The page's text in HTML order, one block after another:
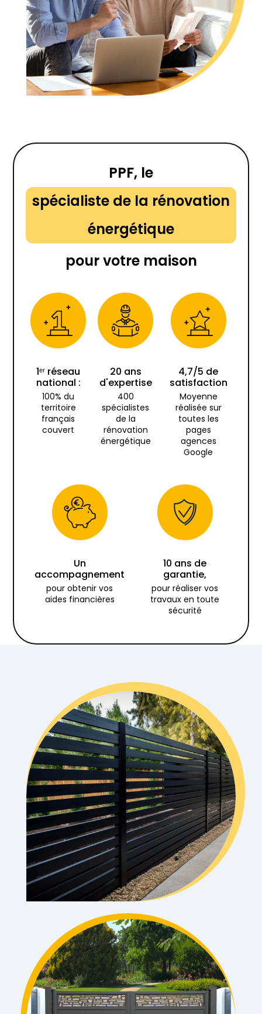
PPF, le
spécialiste de la rénovation
énergétique
pour votre maison
1ᵉʳ réseau
national :
100% du
territoire
français
couvert
20 ans
d'expertise
400
spécialistes
de la
rénovation
énergétique
4,7/5 de
satisfaction
Moyenne
réalisée sur
toutes les
pages
agences
Google
Un
accompagnement
pour obtenir vos
aides financières
10 ans de
garantie,
pour réaliser vos
travaux en toute
sécurité